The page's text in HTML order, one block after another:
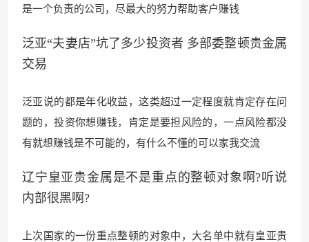
是一个负责的公司，尽最大的努力帮助客户赚钱
泛亚“夫妻店”坑了多少投资者 多部委整顿贵金属
交易
泛亚说的都是年化收益，这类超过一定程度就肯定存在问
题的，投资你想赚钱，肯定是要担风险的，一点风险都没
有就想赚钱是不可能的，有什么不懂的可以家我交流
辽宁皇亚贵金属是不是重点的整顿对象啊?听说
内部很黑啊?
上次国家的一份重点整顿的对象中，大名单中就有皇亚贵